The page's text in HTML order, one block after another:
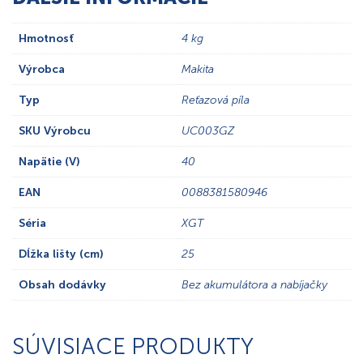
Hmotnosť 4 kg
Výrobca Makita
Typ Reťazová píla
SKU Výrobcu UC003GZ
Napätie (V) 40
EAN 0088381580946
Séria XGT
Dĺžka lišty (cm) 25
Obsah dodávky Bez akumulátora a nabíjačky
SÚVISIACE PRODUKTY